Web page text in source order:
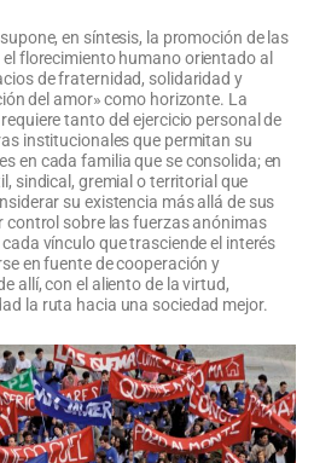
en síntesis, la promoción de las
florecimiento humano orientado al
de fraternidad, solidaridad y
del amor» como horizonte. La
tanto del ejercicio personal de
institucionales que permitan su
en cada familia que se consolida; en
sindical, gremial o territorial que
su existencia más allá de sus
control sobre las fuerzas anónimas
vínculo que trasciende el interés
en fuente de cooperación y
allí, con el aliento de la virtud,
la ruta hacia una sociedad mejor.